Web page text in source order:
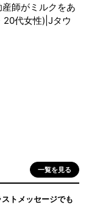
師がミルクをあ
20代女性)|Jタウ
一覧を見る
トメッセージでも